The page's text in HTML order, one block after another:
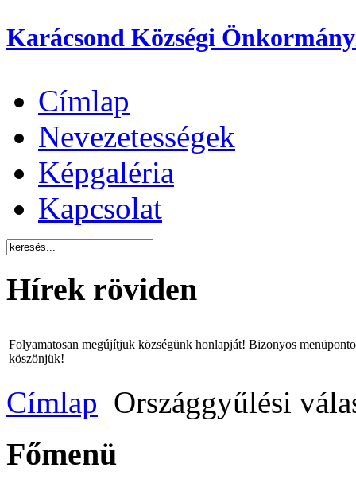
Karácsond Községi
Címlap
Nevezetességek
Képgaléria
Kapcsolat
Hírek röviden
Folyamatosan megújítjuk községünk honlapját! Bizonyos
köszönjük!
Címlap Országgyűlési
Főmenü